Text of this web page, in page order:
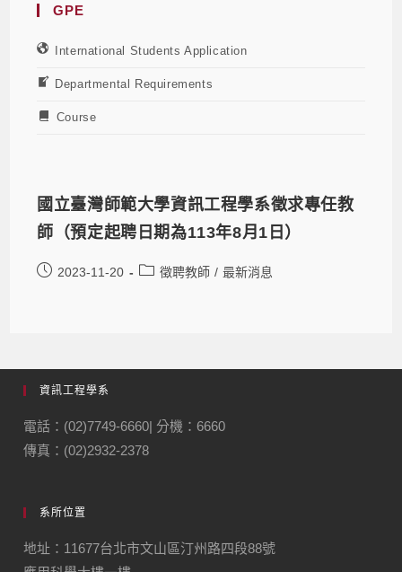
GPE
International Students Application
Departmental Requirements
Course
國立臺灣師範大學資訊工程學系徵求專任教
師（預定起聘日期為113年8月1日）
2023-11-20 徵聘教師 / 最新消息
資訊工程學系
電話：(02)7749-6660| 分機：6660
傳真：(02)2932-2378
系所位置
地址：11677台北市文山區汀州路四段88號